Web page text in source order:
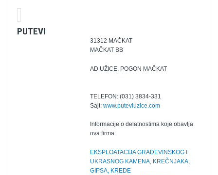
PUTEVI
31312 MAČKAT
MAČKAT BB
AD UŽICE, POGON MAČKAT
TELEFON: (031) 3834-331
Sajt: www.puteviuzice.com
Informacije o delatnostima koje obavlja
ova firma:
EKSPLOATACIJA GRAĐEVINSKOG I
UKRASNOG KAMENA, KREČNJAKA,
GIPSA, KREDE